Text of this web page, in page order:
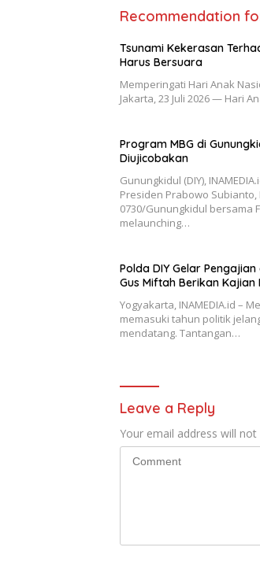
Recommendation
Tsunami Kekerasan
Harus Bersuara
Memperingati Hari Anak
Jakarta, 23 Juli 2026 — Hari
Program MBG di
Diujicobakan
Gunungkidul (DIY),
Presiden Prabowo Subianto,
0730/Gunungkidul bersama
melaunching…
Polda DIY Gelar
Gus Miftah Berikan
Yogyakarta, INAMEDIA.id –
memasuki tahun politik
mendatang. Tantangan…
Leave a Reply
Your email address will not